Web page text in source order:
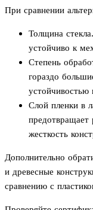
При сравнении
Толщина
устойчиво к
Степень
гораздо
Слой пленки в
предотвращает
жесткость
Дополнительно
и древесные
сравнению с